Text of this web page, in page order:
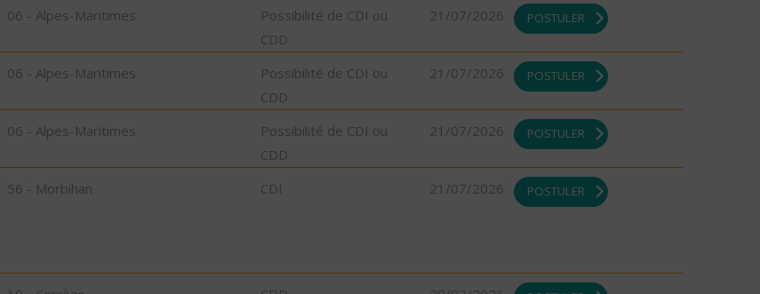
06 - Alpes-Maritimes
Possibilité de CDI ou
CDD
21/07/2026 POSTULER
06 - Alpes-Maritimes
Possibilité de CDI ou
CDD
21/07/2026 POSTULER
06 - Alpes-Maritimes
Possibilité de CDI ou
CDD
21/07/2026 POSTULER
56 - Morbihan CDI 21/07/2026 POSTULER